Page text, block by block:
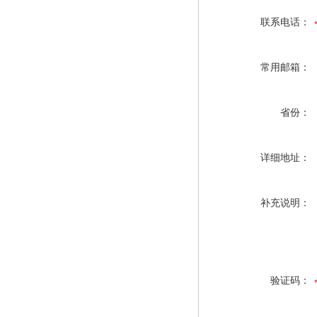
联系电话：
常用邮箱：
省份：
详细地址：
补充说明：
验证码：